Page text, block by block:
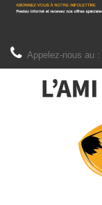
Appelez-nous au :